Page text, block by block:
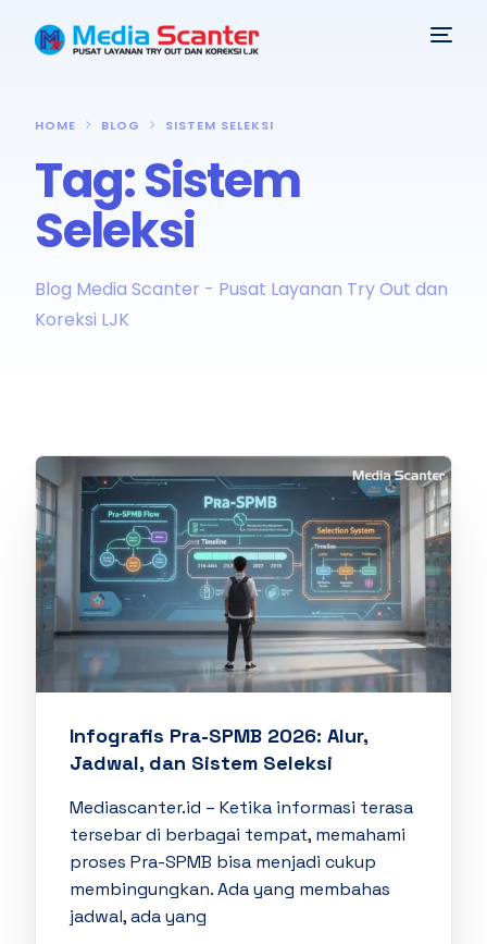
HOME BLOG SISTEM SELEKSI
Tag:Sistem
Seleksi
Blog Media Scanter - Pusat Layanan Try Out dan
Koreksi LJK
Infografis Pra-SPMB 2026: Alur,
Jadwal, dan Sistem Seleksi
Mediascanter.id – Ketika informasi terasa
tersebar di berbagai tempat, memahami
proses Pra-SPMB bisa menjadi cukup
membingungkan. Ada yang membahas
jadwal, ada yang